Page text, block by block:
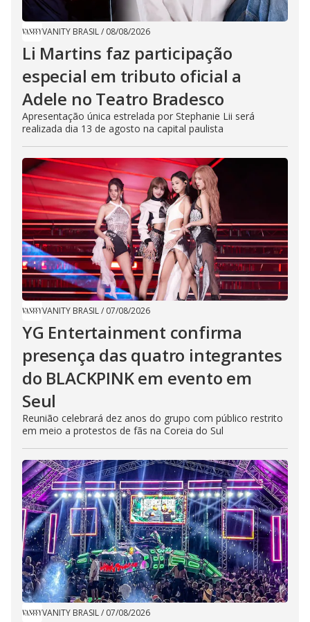
VANITY BRASIL/ 08/08/2026
Li Martins faz participação
especial em tributo oficial a
Adele no Teatro Bradesco
Apresentação única estrelada por Stephanie Lii será
realizada dia 13 de agosto na capital paulista
VANITY BRASIL/ 07/08/2026
YG Entertainment confirma
presença das quatro integrantes
do BLACKPINK em evento em
Seul
Reunião celebrará dez anos do grupo com público restrito
em meio a protestos de fãs na Coreia do Sul
VANITY BRASIL/ 07/08/2026